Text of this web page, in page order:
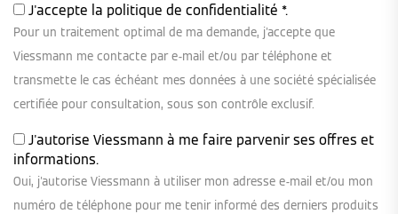
J'accepte la politique de confidentialité *.
Pour un traitement optimal de ma demande, j'accepte que
Viessmann me contacte par e-mail et/ou par téléphone et
transmette le cas échéant mes données à une société spécialisée
certifiée pour consultation, sous son contrôle exclusif.
J'autorise Viessmann à me faire parvenir ses offres et
informations.
Oui, j'autorise Viessmann à utiliser mon adresse e-mail et/ou mon
numéro de téléphone pour me tenir informé des derniers produits